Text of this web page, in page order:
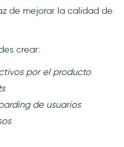
de mejorar la calidad de
crear:
por el producto
de usuarios